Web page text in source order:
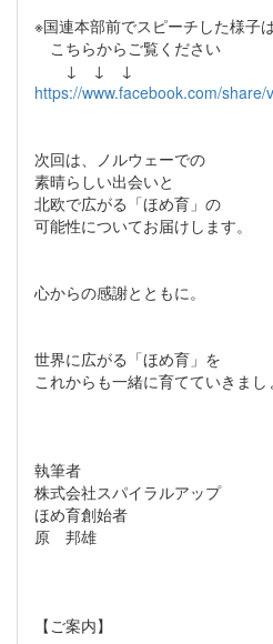
※国連本部前でスピーチした様子
こちらからご覧ください
↓ ↓ ↓
https://www.facebook.com/share/
次回は、ノルウェーでの
素晴らしい出会いと
北欧で広がる「ほめ育」の
可能性についてお届けします。
心からの感謝とともに。
世界に広がる「ほめ育」を
これからも一緒に育てていきまし
執筆者
株式会社スパイラルアップ
ほめ育創始者
原 邦雄
【ご案内】